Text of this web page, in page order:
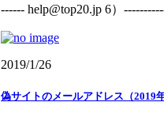
------ help@top20.jp 6）
2019/1/26
偽サイトのメールアドレス（2019